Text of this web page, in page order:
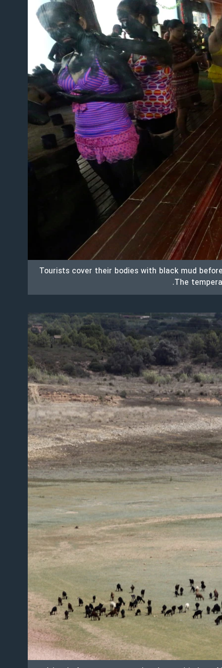
Tourists cover their bodies with black mud
The